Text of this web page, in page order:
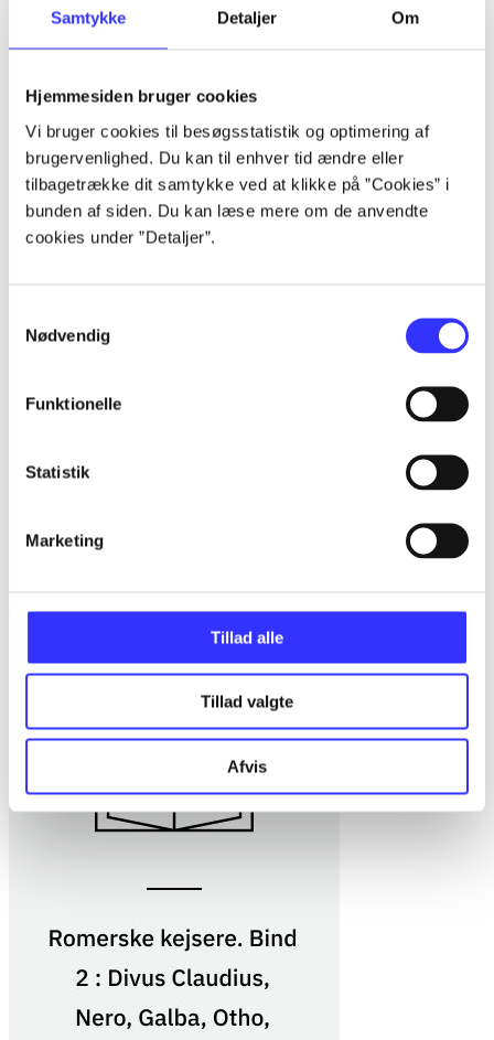
Samtykke Detaljer Om
Hjemmesiden bruger cookies
Vi bruger cookies til besøgsstatistik og optimering af
brugervenlighed. Du kan til enhver tid ændre eller
tilbagetrække dit samtykke ved at klikke på ”Cookies” i
bunden af siden. Du kan læse mere om de anvendte
cookies under ”Detaljer”.
Nødvendig
Funktionelle
Statistik
Marketing
Tillad alle
Tillad valgte
Afvis
Del 2 -Divus Claudius, Nero, Galba, Otho, Vitellius, Divus
Caius Suetonius Tranquillus